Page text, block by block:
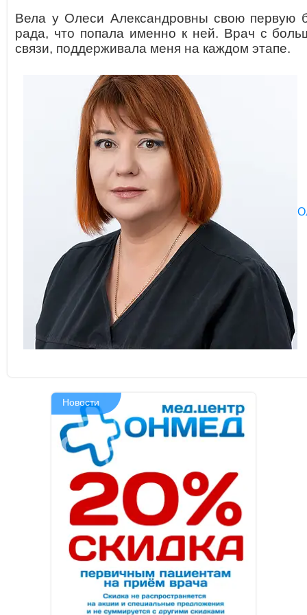
Вела у Олеси Александровны свою первую
рада, что попала именно к ней. Врач с
связи, поддерживала меня на каждом этапе.
Новости